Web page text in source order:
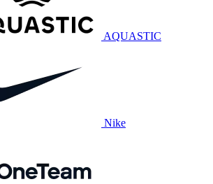
AQUASTIC
Nike